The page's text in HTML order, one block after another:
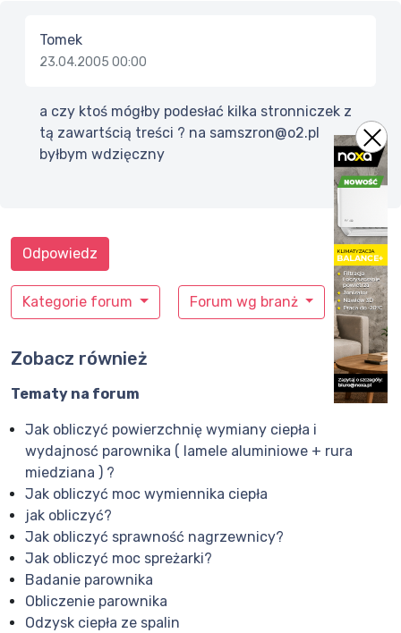
Tomek
23.04.2005 00:00
a czy ktoś mógłby podesłać kilka stronniczek z
tą zawartścią treści ? na samszron@o2.pl
byłbym wdzięczny
Kategorie forum Forum wg branż
Odpowiedz
Zobacz również
Tematy na forum
Jak obliczyć powierzchnię wymiany ciepła i
wydajnosć parownika ( lamele aluminiowe + rura
miedziana ) ?
Jak obliczyć moc wymiennika ciepła
jak obliczyć?
Jak obliczyć sprawność nagrzewnicy?
Jak obliczyć moc spreżarki?
Badanie parownika
Obliczenie parownika
Odzysk ciepła ze spalin